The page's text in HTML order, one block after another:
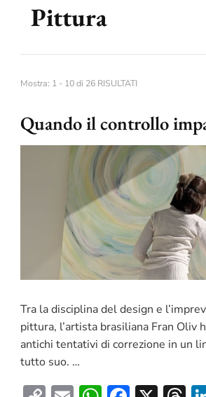
Pittura
Mostra: 1 - 10 di 26 RISULTATI
Quando il controllo
Tra la disciplina del design e
pittura, l’artista brasiliana Fran Oliv
antichi tentativi di correzione in un
tutto suo. …